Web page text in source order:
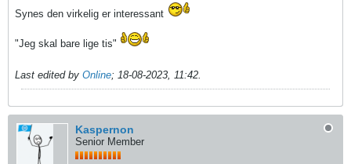
Synes den virkelig er interessant
"Jeg skal bare lige tis"
Last edited by Online; 18-08-2023, 11:42
Kaspernon
Senior Member